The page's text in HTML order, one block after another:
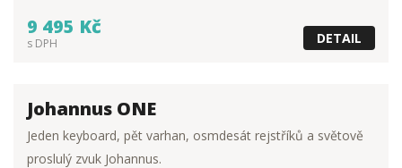
9 495 Kč
s DPH DETAIL
Johannus ONE
Jeden keyboard, pět varhan, osmdesát rejstříků a světově
proslulý zvuk Johannus.